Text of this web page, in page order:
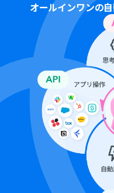
アルを行うことが可
象のアプリやブラ
することができます
ブラウザを操作する
ご参照ください。
https://
オールインワンの